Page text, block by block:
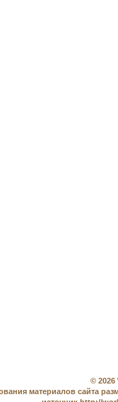
© 2026
материалов сайта